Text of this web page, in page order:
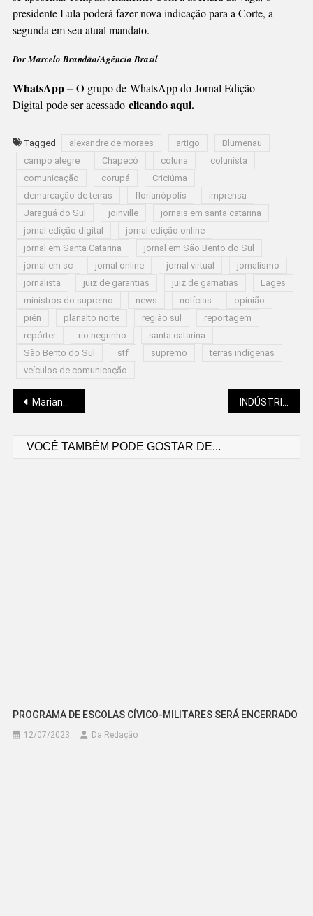
presidente Lula poderá fazer nova indicação para a Corte, a
segunda em seu atual mandato.
Por Marcelo Brandão/Agência Brasil
WhatsApp – O grupo de WhatsApp do Jornal Edição
Digital pode ser acessado clicando aqui.
Tagged alexandre de moraes artigo
Blumenau
campo alegre
Chapecó coluna
colunista
comunicação
corupá
Criciúma
demarcação de terras
florianópolis
imprensa
Jaraguá do Sul
joinville
jornais em santa catarina
jornal edição digital
jornal edição online
jornal em Santa Catarina
jornal em São Bento do Sul
jornal em sc
jornal online jornal virtual
jornalismo
jornalista
juiz de garantias juiz de garnatias
Lages
ministros do supremo
news notícias
opinião
piên
planalto norte região sul
reportagem
repórter
rio negrinho
santa catarina
São Bento do Sul
stf supremo
terras indígenas
veículos de comunicação
Navegação
Mariano Soltys: O FEMINISMO DEVE MUITO À COMPANHEIRA DE SARTRE
VOCÊ TAMBÉM PODE GOSTAR DE...
PROGRAMA DE ESCOLAS CÍVICO-MILITARES SERÁ ENCERRADO
12/07/2023 Da Redação